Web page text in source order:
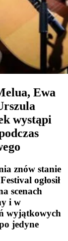
Ewa
wystąpi
znów stanie
ogłosił
scenach
i w
wyjątkowych
jedyne